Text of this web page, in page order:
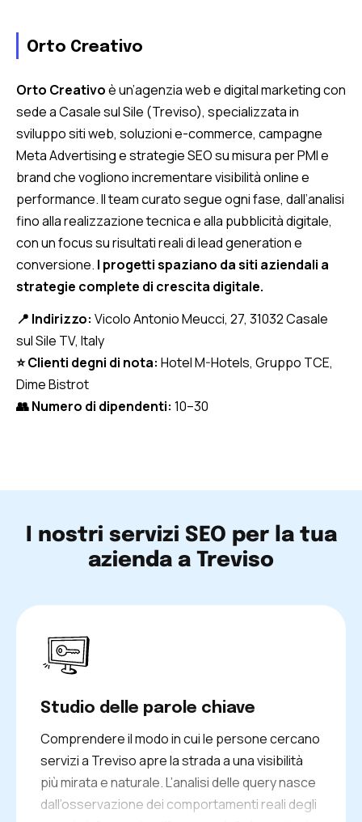
Orto Creativo
Orto Creativoè un’agenzia web e digital marketing con
sede a Casale sul Sile (Treviso), specializzata in
sviluppo siti web, soluzioni e-commerce, campagne
Meta Advertising e strategie SEO su misura per PMI e
brand che vogliono incrementare visibilità online e
performance. Il team curato segue ogni fase, dall’analisi
fino alla realizzazione tecnica e alla pubblicità digitale,
con un focus su risultati reali di lead generation e
conversione. I progetti spaziano da siti aziendali a
strategie complete di crescita digitale.
📍 Indirizzo: Vicolo Antonio Meucci, 27, 31032 Casale
sul Sile TV, Italy
⭐ Clienti degni di nota: Hotel M-Hotels, Gruppo TCE,
Dime Bistrot
👥 Numero di dipendenti: 10–30
I nostri servizi SEO per la tua
azienda a Treviso
Studio delle parole chiave
Comprendere il modo in cui le persone cercano
servizi a Treviso apre la strada a una visibilità
più mirata e naturale. L’analisi delle query nasce
dall’osservazione dei comportamenti reali degli